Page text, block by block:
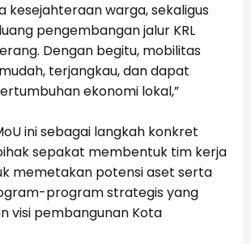
kesejahteraan warga, sekaligus
pengembangan jalur KRL
Dengan begitu, mobilitas
terjangkau, dan dapat
ekonomi lokal,”
ini sebagai langkah konkret
sepakat membentuk tim kerja
memetakan potensi aset serta
program strategis yang
visi pembangunan Kota